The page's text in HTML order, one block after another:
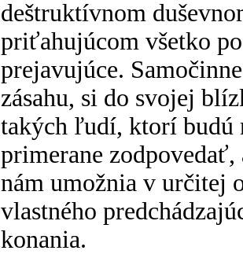
deštruktívnom
priťahujúcom všetko
prejavujúce.
zásahu, si do svojej
takých ľudí, ktorí budú
primerane
nám umožnia v určitej
vlastného
konania.